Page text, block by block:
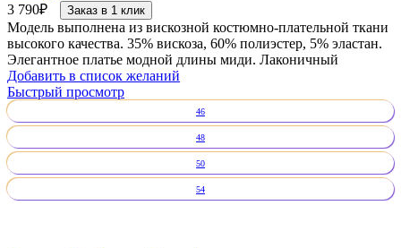
3 790₽ Заказ в 1 клик
Модель выполнена из вискозной костюмно-плательной ткани
высокого качества. 35% вискоза, 60% полиэстер, 5% эластан.
Элегантное платье модной длины миди. Лаконичный
Добавить в список желаний
Быстрый просмотр
46
48
50
54